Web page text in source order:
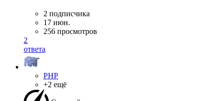
2 подписчика
17 июн.
256 просмотров
2
ответа
PHP
+2 ещё